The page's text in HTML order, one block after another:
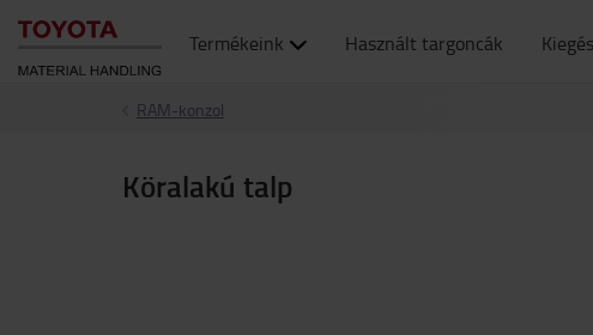
Termékeink Használt targoncák
RAM-konzol
Köralakú talp